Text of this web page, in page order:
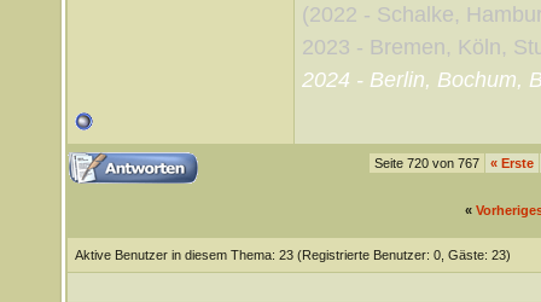
(2022 - Schalke,
2023 - Bremen, Köln,
2024 - Berlin, Bochum,
Seite 720 von 767 «Erste
«
Aktive Benutzer in diesem Thema: 23 (Registrierte Benutzer: 0, Gäste: 23)